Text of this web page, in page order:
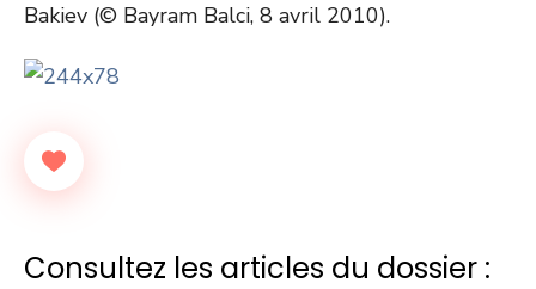
Bakiev (© Bayram Balci, 8 avril 2010).
Consultez les articles du dossier :